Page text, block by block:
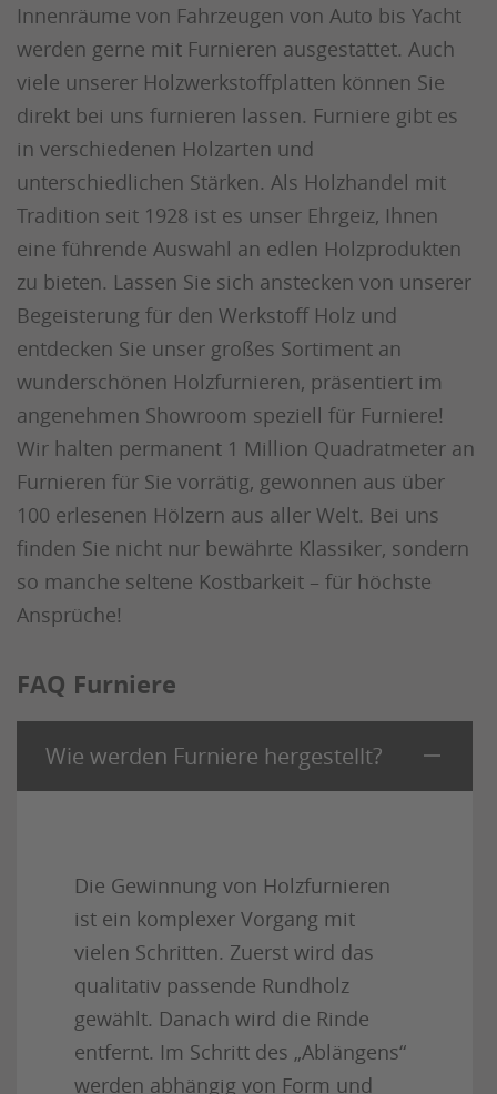
Innenräume von Fahrzeugen von Auto bis Yacht
werden gerne mit Furnieren ausgestattet. Auch
viele unserer Holzwerkstoffplatten können Sie
direkt bei uns furnieren lassen. Furniere gibt es
in verschiedenen Holzarten und
unterschiedlichen Stärken. Als Holzhandel mit
Tradition seit 1928 ist es unser Ehrgeiz, Ihnen
eine führende Auswahl an edlen Holzprodukten
zu bieten. Lassen Sie sich anstecken von unserer
Begeisterung für den Werkstoff Holz und
entdecken Sie unser großes Sortiment an
wunderschönen Holzfurnieren, präsentiert im
angenehmen Showroom speziell für Furniere!
Wir halten permanent 1 Million Quadratmeter an
Furnieren für Sie vorrätig, gewonnen aus über
100 erlesenen Hölzern aus aller Welt. Bei uns
finden Sie nicht nur bewährte Klassiker, sondern
so manche seltene Kostbarkeit – für höchste
Ansprüche!
FAQ Furniere
Wie werden Furniere hergestellt?
Die Gewinnung von Holzfurnieren
ist ein komplexer Vorgang mit
vielen Schritten. Zuerst wird das
qualitativ passende Rundholz
gewählt. Danach wird die Rinde
entfernt. Im Schritt des „Ablängens“
werden abhängig von Form und